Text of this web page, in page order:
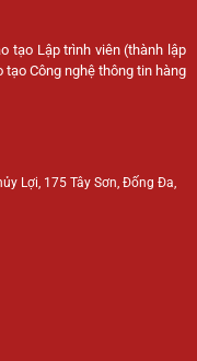
tạo Lập trình viên (thành lập
Công nghệ thông tin hàng
Lợi, 175 Tây Sơn, Đống Đa,